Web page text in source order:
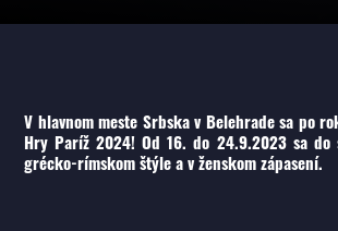
V hlavnom meste Srbska v Belehrade sa po
Hry Paríž 2024! Od 16. do 24.9.2023 sa
grécko-rímskom štýle a v ženskom zápasení.